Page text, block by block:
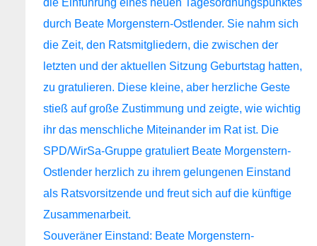
Souveräner Einstand: Beate Morgenstern-